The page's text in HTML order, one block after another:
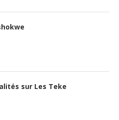
sur Les Teke